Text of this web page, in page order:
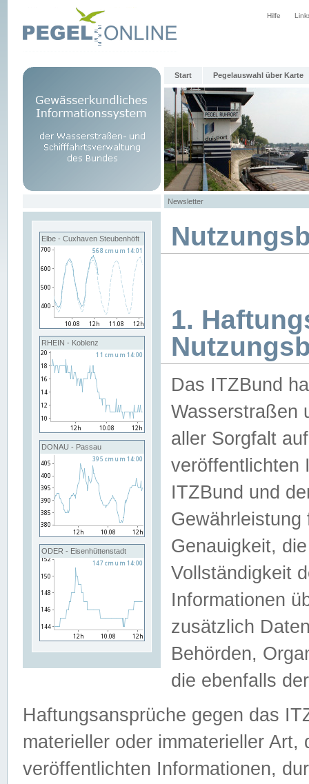
Hilfe
Start Pegelauswahl über Karte
Newsletter
Elbe - Cuxhaven Steubenhöft
RHEIN - Koblenz
DONAU - Passau
ODER - Eisenhüttenstadt
1.
Das ITZBund
Wasserstraßen
aller Sorgfalt
veröffentlichten
ITZBund und
Genauigkeit,
Vollständigkeit
Informationen
zusätzlich
Behörden,
die ebenfalls
Haftungsansprüche gegen das
materieller oder immaterieller
veröffentlichten Informationen,